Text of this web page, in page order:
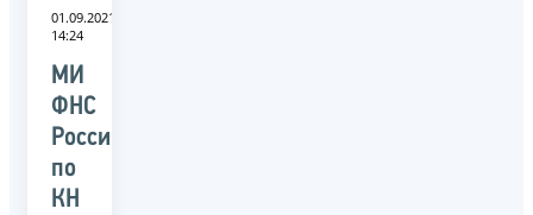
01.09.2021
14:24
МИ
ФНС
России
по
КН